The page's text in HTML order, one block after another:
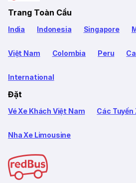
Trang Toàn Cầu
India Indonesia Singapore
Việt Nam Colombia Peru
International
Đặt
Vé Xe Khách Việt Nam Các Tuyến
Nha Xe Limousine